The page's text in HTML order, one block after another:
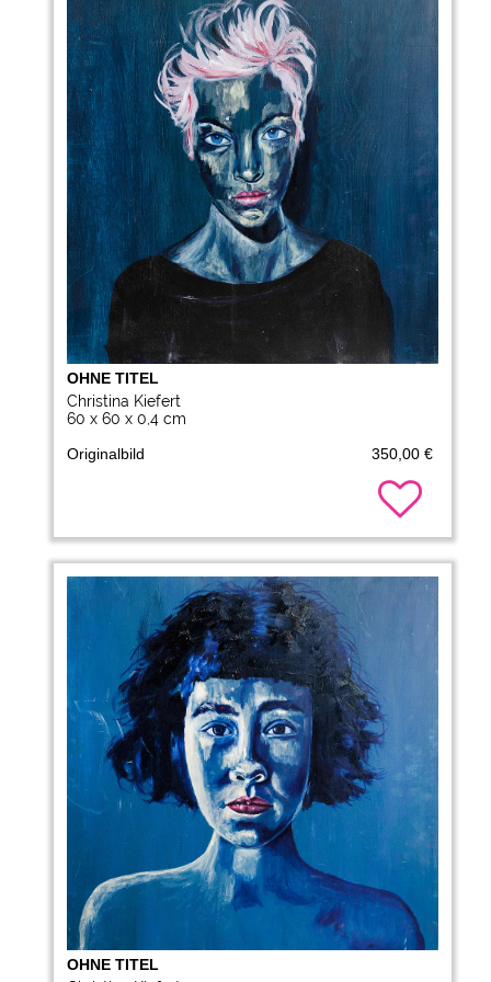
OHNE TITEL
Christina Kiefert
60 x 60 x 0,4 cm
Originalbild
350,00 €
OHNE TITEL